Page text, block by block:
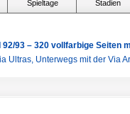
Spieltage Stadien
92/93 – 320 vollfarbige Seiten
Ultras, Unterwegs mit der Via